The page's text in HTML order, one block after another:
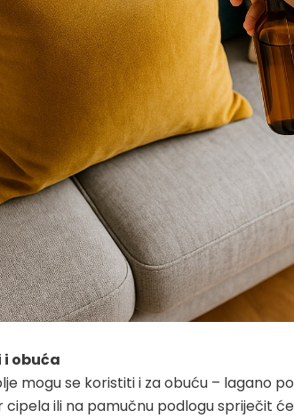
obuća
mogu se koristiti i za obuću – lagano
ili na pamučnu podlogu spriječit